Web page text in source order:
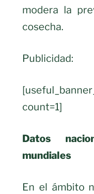
modera la
cosecha.
Publicidad:
count=1]
Datos
mundiales
En el ámbito